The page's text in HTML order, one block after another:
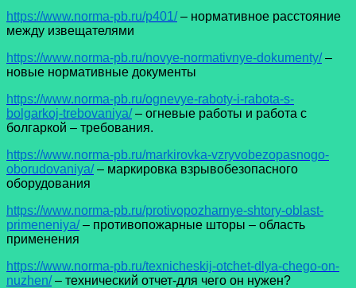
https://www.norma-pb.ru/p401/– нормативное расстояние
между извещателями
https://www.norma-pb.ru/novye-normativnye-dokumenty/–
новые нормативные документы
https://www.norma-pb.ru/ognevye-raboty-i-rabota-s-
bolgarkoj-trebovaniya/– огневые работы и работа с
болгаркой – требования.
https://www.norma-pb.ru/markirovka-vzryvobezopasnogo-
oborudovaniya/– маркировка взрывобезопасного
оборудования
https://www.norma-pb.ru/protivopozharnye-shtory-oblast-
primeneniya/– противопожарные шторы – область
применения
https://www.norma-pb.ru/texnicheskij-otchet-dlya-chego-on-
nuzhen/– технический отчет-для чего он нужен?